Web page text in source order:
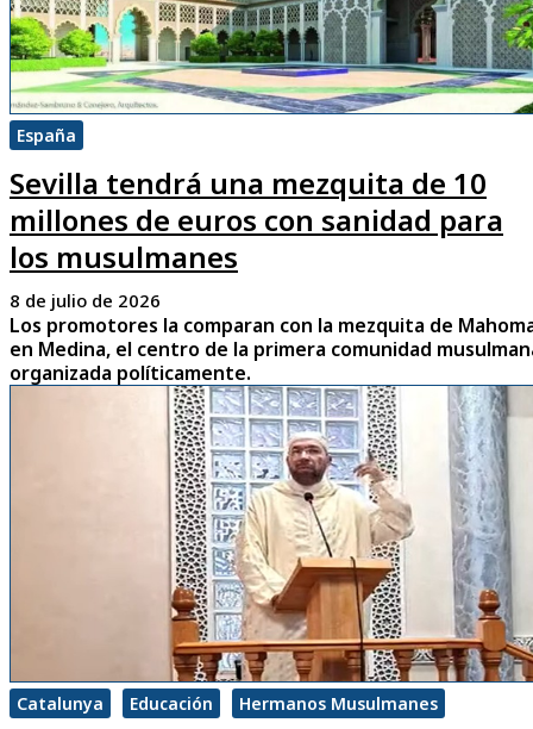
España
Sevilla tendrá una mezquita de 10
millones de euros con sanidad para
los musulmanes
8 de julio de 2026
Los promotores la comparan con la mezquita de
en Medina, el centro de la primera comunidad
organizada políticamente.
Catalunya Educación Hermanos Musulmanes